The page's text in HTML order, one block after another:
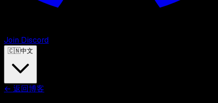
Join Discord
🇨🇳中文
← 返回博客